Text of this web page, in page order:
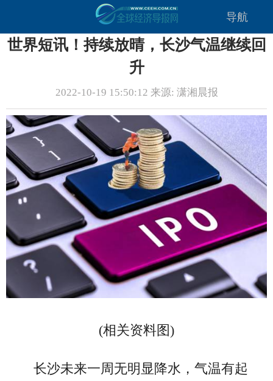
导航
世界短讯！持续放晴，长沙气温继续回
升
2022-10-19 15:50:12 来源: 潇湘晨报
(相关资料图)
长沙未来一周无明显降水，气温有起